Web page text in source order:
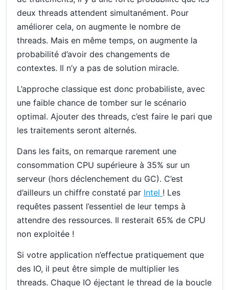
deux threads attendent simultanément. Pour
améliorer cela, on augmente le nombre de
threads. Mais en même temps, on augmente la
probabilité d’avoir des changements de
contextes. Il n’y a pas de solution miracle.
L’approche classique est donc probabiliste, avec
une faible chance de tomber sur le scénario
optimal. Ajouter des threads, c’est faire le pari que
les traitements seront alternés.
Dans les faits, on remarque rarement une
consommation CPU supérieure à 35% sur un
serveur (hors déclenchement du GC). C’est
d’ailleurs un chiffre constaté par Intel ! Les
requêtes passent l’essentiel de leur temps à
attendre des ressources. Il resterait 65% de CPU
non exploitée !
Si votre application n’effectue pratiquement que
des IO, il peut être simple de multiplier les
threads. Chaque IO éjectant le thread de la boucle